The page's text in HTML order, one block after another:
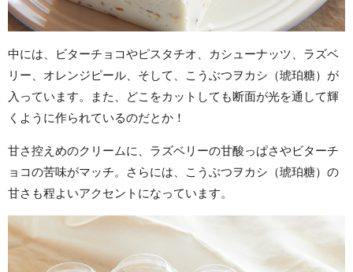
中には、ビターチョコやピスタチオ、カシューナッツ、ラズベ
リー、オレンジピール、そして、こうぶつヲカシ（琥珀糖）が
入っています。また、どこをカットしても断面が光を通して輝
くように作られているのだとか！
甘さ控えめのクリームに、ラズベリーの甘酸っぱさやビターチ
ョコの苦味がマッチ。さらには、こうぶつヲカシ（琥珀糖）の
甘さも程よいアクセントになっています。